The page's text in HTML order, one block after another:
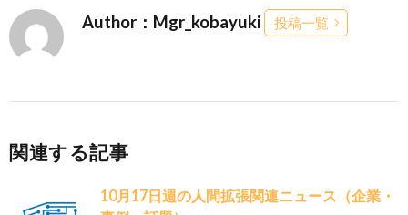
Author：Mgr_kobayuki 投稿一覧
関連する記事
10月17日週の人間拡張関連ニュース（企業・